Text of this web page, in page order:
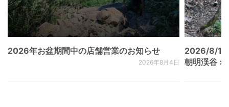
2026年お盆期間中の店舗営業のお知らせ
2026年8月4日
2026/8/
朝明渓谷 ×